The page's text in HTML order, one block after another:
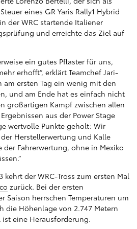
eines GR Yaris Rally1 Hybrid
der WRC startende Italiener
und erreichte das Ziel auf
ein gutes Pflaster für uns,
erhofft“, erklärt Teamchef Jari-
am ersten Tag ein wenig mit den
und am Ende hat es einfach nicht
großartigen Kampf zwischen allen
aus der Power Stage
wertvolle Punkte geholt: Wir
Herstellerwertung und Kalle
Fahrerwertung, ohne in Mexiko
kehrt der WRC-Tross zum ersten Mal
zurück. Bei der ersten
Saison herrschen Temperaturen um
die Höhenlage von 2.747 Metern
eine Herausforderung.